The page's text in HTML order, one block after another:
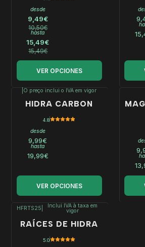
desde
9,49€
10,50€
hasta
15,49€
15,49€
VER OPCIONES
O preço inclui o IVA em vigor
HIDRA CARBON
4.8
desde
9,99€
hasta
19,99€
VER OPCIONES
HFRTS25 Inclui IVA à taxa em
vigor
RAÍCES DE HIDRA
5.0